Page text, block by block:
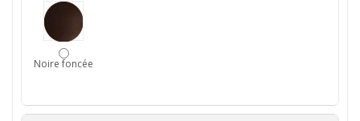
Noire foncée